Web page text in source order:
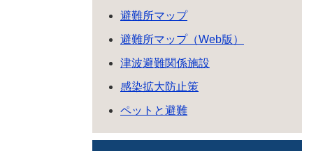
避難所マップ
避難所マップ（Web版）
津波避難関係施設
感染拡大防止策
ペットと避難